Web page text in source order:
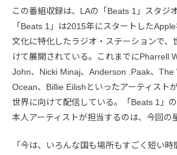
この番組収録は、LAの「Beats 1」スタジ
「Beats 1」は2015年にスタートした
文化に特化したラジオ・ステーションで、
けて展開されている。これまでにPharrell
John、Nicki Minaj、Anderson .Paak、
Ocean、Billie Eilishといったアーティスト
世界に向けて配信している。「Beats 1」
本人アーティストが担当するのは、今回の
「今は、いろんな国も場所もすごく短い